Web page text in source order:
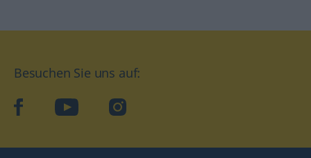
Besuchen Sie uns auf:
facebookYouTube Instagram